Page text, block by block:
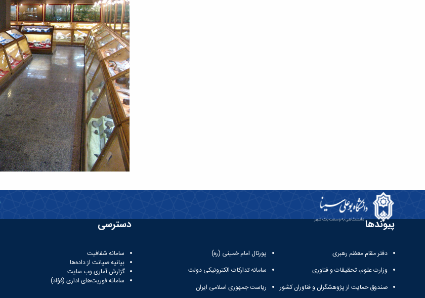
پیوندها
دفتر مقام معظم رهبری
وزارت علوم، تحقیقات و فناوری
صندوق حمایت از پژوهشگران و فناوران کشور
پورتال امام خمینی (ره)
سامانه تدارکات الکترونیکی دولت
ریاست جمهوری اسلامی ایران
دسترسی
سامانه شفافیت
بیانیه صیانت از داده‌ها
گزارش آماری وب‌ سایت
سامانه فوریت‌های اداری (فؤاد)